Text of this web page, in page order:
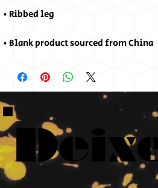
• Blank product sourced from China
Deixe